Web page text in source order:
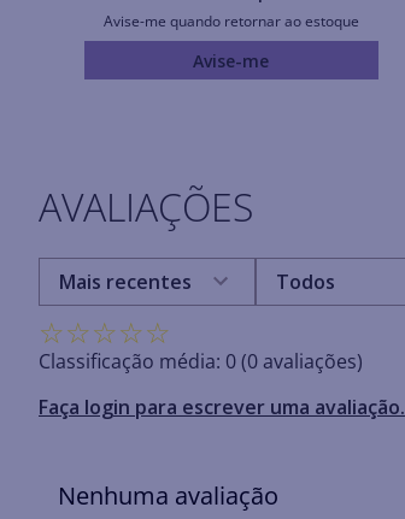
Avise-me quando retornar ao estoque
Avise-me
AVALIAÇÕES
☆☆☆☆☆
Classificação média: 0(0 avaliações)
Faça login para escrever uma avaliação.
Mais recentes Todos
Nenhuma avaliação